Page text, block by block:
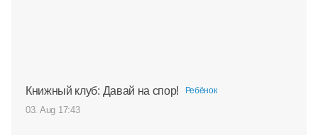
Книжный клуб: Давай на спор! Ребёнок
03. Aug 17:43